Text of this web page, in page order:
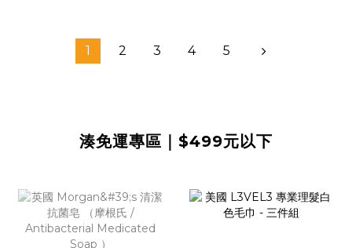
1 2 3 4 5
湊免運專區｜$499元以下